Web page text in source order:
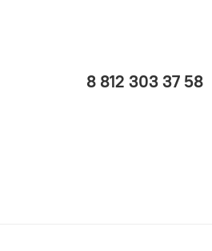
8 812 303 37 58